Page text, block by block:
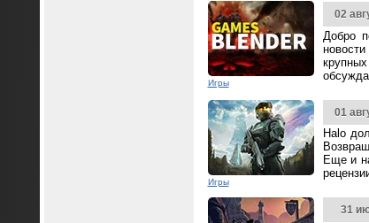
Игры
02
Добро
Игры
01
Halo
Еще и
31